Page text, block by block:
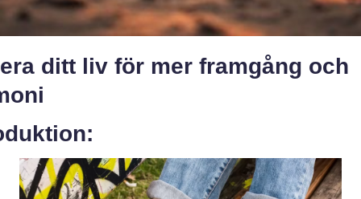
ditt liv för mer framgång och